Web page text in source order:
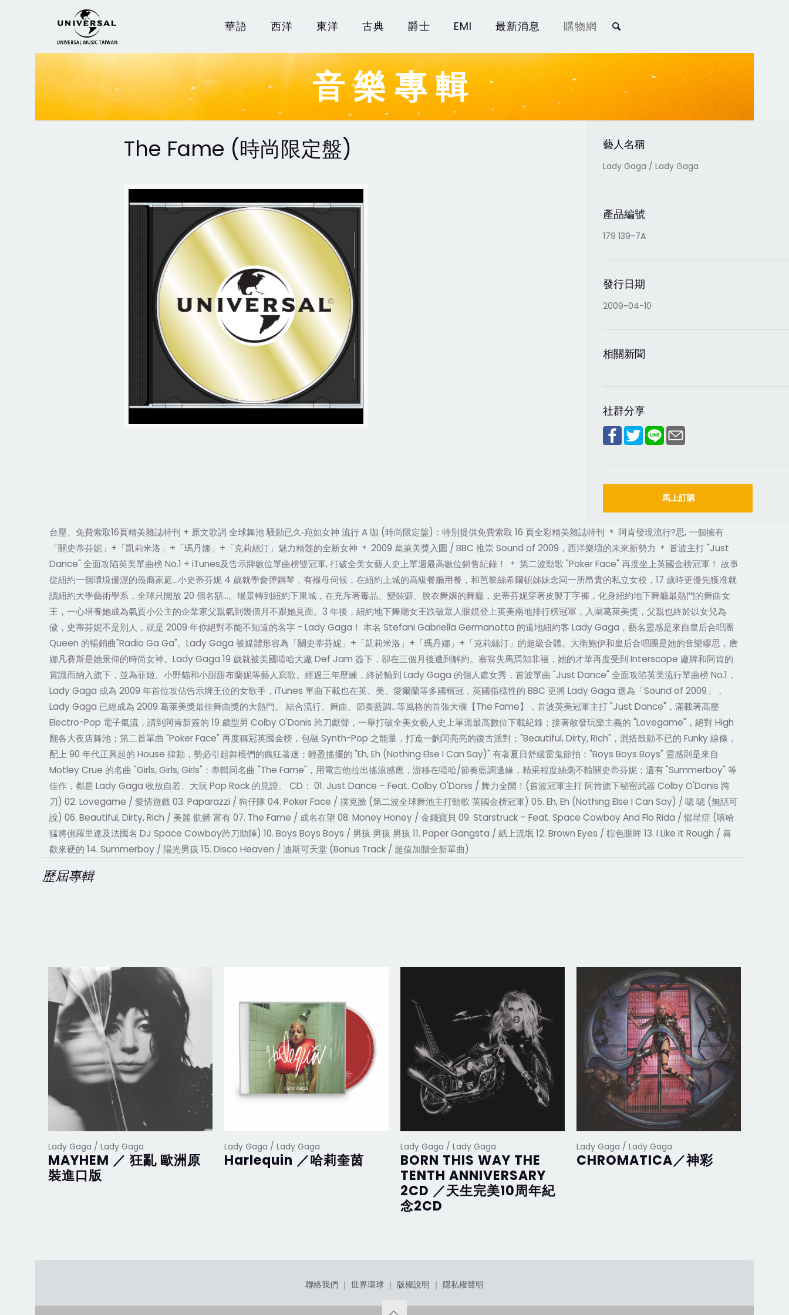
華語 西洋 東洋 古典 爵士 EMI 最新消息 購物網
音樂專輯
The Fame (時尚限定盤) 藝人名稱
Lady Gaga / Lady Gaga
產品編號
179 139-7A
發行日期
2009-04-10
相關新聞
社群分享
馬上訂購
台壓、免費索取16頁精美雜誌特刊 + 原文歌詞 全球舞池 騷動已久‧宛如女神 流行 A 咖 (時尚限定盤)：特別提供免費索取 16 頁全彩精美雜誌特刊 ＊ 阿肯發現流行?思, 一個擁有
「關史蒂芬妮」+「凱莉米洛」+「瑪丹娜」+「克莉絲汀」魅力精髓的全新女神 ＊ 2009 葛萊美獎入圍 / BBC 推崇 Sound of 2009，西洋樂壇的未來新勢力 ＊ 首波主打 "Just
Dance" 全面攻陷英美單曲榜 No.1 + iTunes及告示牌數位單曲榜雙冠軍, 打破全美女藝人史上單週最高數位銷售紀錄！ ＊ 第二波勁歌 "Poker Face" 再度坐上英國金榜冠軍！ 故事
從紐約一個環境優渥的義裔家庭…小史蒂芬妮 4 歲就學會彈鋼琴，有褓母伺候，在紐約上城的高級餐廳用餐，和芭黎絲希爾頓姊妹念同一所昂貴的私立女校，17 歲時更優先獲准就
讀紐約大學藝術學系，全球只開放 20 個名額…。場景轉到紐約下東城，在充斥著毒品、變裝癖、脫衣舞孃的舞廳，史蒂芬妮穿著皮製丁字褲，化身紐約地下舞廳最熱門的舞曲女
王，一心培養她成為氣質小公主的企業家父親氣到幾個月不跟她見面。3 年後，紐約地下舞廳女王跌破眾人眼鏡登上英美兩地排行榜冠軍，入圍葛萊美獎，父親也終於以女兒為
傲，史蒂芬妮不是別人，就是 2009 年你絕對不能不知道的名字 - Lady Gaga！ 本名 Stefani Gabriella Germanotta 的道地紐約客 Lady Gaga，藝名靈感是來自皇后合唱團
Queen 的暢銷曲"Radio Ga Ga"。Lady Gaga 被媒體形容為「關史蒂芬妮」+「凱莉米洛」+「瑪丹娜」+「克莉絲汀」的超級合體。大衛鮑伊和皇后合唱團是她的音樂繆思，唐
娜凡賽斯是她景仰的時尚女神。Lady Gaga 19 歲就被美國嘻哈大廠 Def Jam 簽下，卻在三個月後遭到解約。塞翁失馬焉知非福，她的才華再度受到 Interscope 廠牌和阿肯的
賞識而納入旗下，並為菲姬、小野貓和小甜甜布蘭妮等藝人寫歌。經過三年歷練，終於輪到 Lady Gaga 的個人處女秀，首波單曲 "Just Dance" 全面攻陷英美流行單曲榜 No.1，
Lady Gaga 成為 2009 年首位攻佔告示牌王位的女歌手，iTunes 單曲下載也在英、美、愛爾蘭等多國稱冠，英國指標性的 BBC 更將 Lady Gaga 選為「Sound of 2009」，
Lady Gaga 已經成為 2009 葛萊美獎最佳舞曲獎的大熱門。 結合流行、舞曲、節奏藍調…等風格的首張大碟【The Fame】，首波英美冠軍主打 "Just Dance"，滿載著高壓
Electro-Pop 電子氣流，請到阿肯新簽的 19 歲型男 Colby O'Donis 跨刀獻聲，一舉打破全美女藝人史上單週最高數位下載紀錄；接著散發玩樂主義的 "Lovegame"，絕對 High
翻各大夜店舞池；第二首單曲 "Poker Face" 再度稱冠英國金榜，包融 Synth-Pop 之能量，打造一齣閃亮亮的復古派對；"Beautiful, Dirty, Rich"，混搭鼓動不已的 Funky 線條，
配上 90 年代正興起的 House 律動，勢必引起舞棍們的瘋狂著迷；輕盈搖擺的 "Eh, Eh (Nothing Else I Can Say)" 有著夏日舒緩雷鬼節拍；"Boys Boys Boys" 靈感則是來自
Motley Crue 的名曲 "Girls, Girls, Girls"；專輯同名曲 "The Fame"，用電吉他拉出搖滾感應，游移在嘻哈/節奏藍調邊緣，精采程度絲毫不輸關史蒂芬妮；還有 "Summerboy" 等
佳作，都是 Lady Gaga 收放自若、大玩 Pop Rock 的見證。 CD： 01. Just Dance – Feat. Colby O'Donis / 舞力全開！(首波冠軍主打 阿肯旗下秘密武器 Colby O'Donis 跨
刀) 02. Lovegame / 愛情遊戲 03. Paparazzi / 狗仔隊 04. Poker Face / 撲克臉 (第二波全球舞池主打勁歌 英國金榜冠軍) 05. Eh, Eh (Nothing Else I Can Say) / 嗯 嗯 (無話可
說) 06. Beautiful, Dirty, Rich / 美麗 骯髒 富有 07. The Fame / 成名在望 08. Money Honey / 金錢寶貝 09. Starstruck – Feat. Space Cowboy And Flo Rida / 懼星症 (嘻哈
猛將佛羅里達及法國名 DJ Space Cowboy跨刀助陣) 10. Boys Boys Boys / 男孩 男孩 男孩 11. Paper Gangsta / 紙上流氓 12. Brown Eyes / 棕色眼眸 13. I Like It Rough / 喜
歡來硬的 14. Summerboy / 陽光男孩 15. Disco Heaven / 迪斯可天堂 (Bonus Track / 超值加贈全新單曲)
歷屆專輯
Lady Gaga / Lady Gaga
MAYHEM ／ 狂亂 歐洲原
裝進口版
Lady Gaga / Lady Gaga
Harlequin ／哈莉奎茵
Lady Gaga / Lady Gaga
BORN THIS WAY THE
TENTH ANNIVERSARY
2CD ／天生完美10周年紀
念2CD
Lady Gaga / Lady Gaga
CHROMATICA／神彩
聯絡我們 ｜ 世界環球｜ 版權說明 ｜ 隱私權聲明